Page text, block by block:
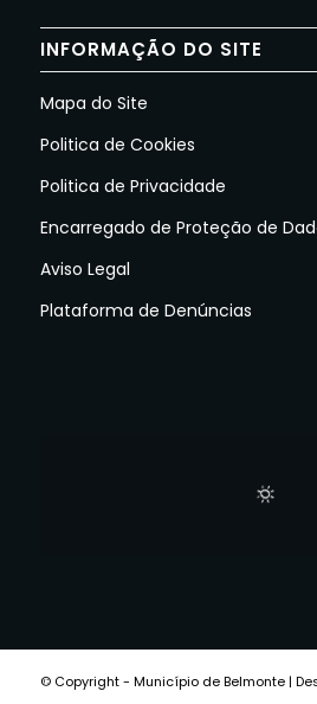
INFORMAÇÃO DO SITE
Mapa do Site
Politica de Cookies
Politica de Privacidade
Encarregado de Proteção de
Aviso Legal
Plataforma de Denúncias
© Copyright - Município de Belmonte |